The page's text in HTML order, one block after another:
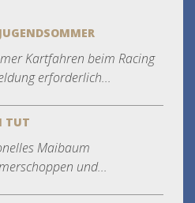
Kartfahren beim Racing
erforderlich...
TUT
Maibaum
und...